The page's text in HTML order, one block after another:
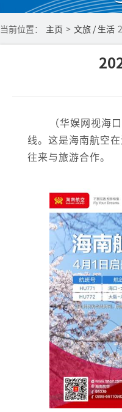
当前位置： 主页 > 文旅 / 生活
（华娱网视
线。这是海南航空
往来与旅游合作。